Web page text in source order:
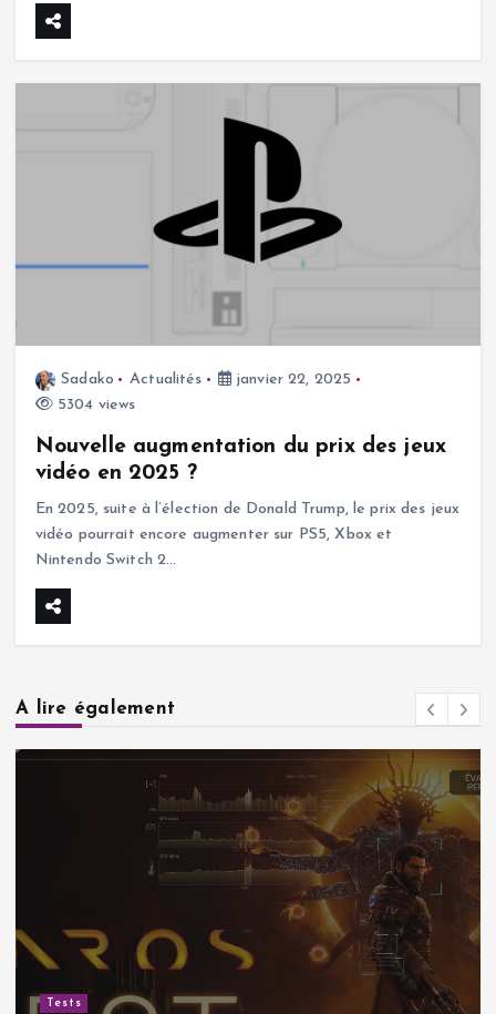
Sadako Actualités
janvier 22, 2025
5304 views
Nouvelle augmentation du prix des jeux
vidéo en 2025 ?
En 2025, suite à l’élection de Donald Trump, le prix des jeux
vidéo pourrait encore augmenter sur PS5, Xbox et
Nintendo Switch 2…
A lire également
Tests